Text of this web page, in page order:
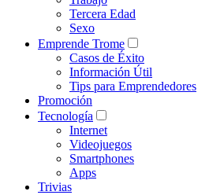
Tercera Edad
Sexo
Emprende Trome
Casos de Éxito
Información Útil
Tips para Emprendedores
Promoción
Tecnología
Internet
Videojuegos
Smartphones
Apps
Trivias